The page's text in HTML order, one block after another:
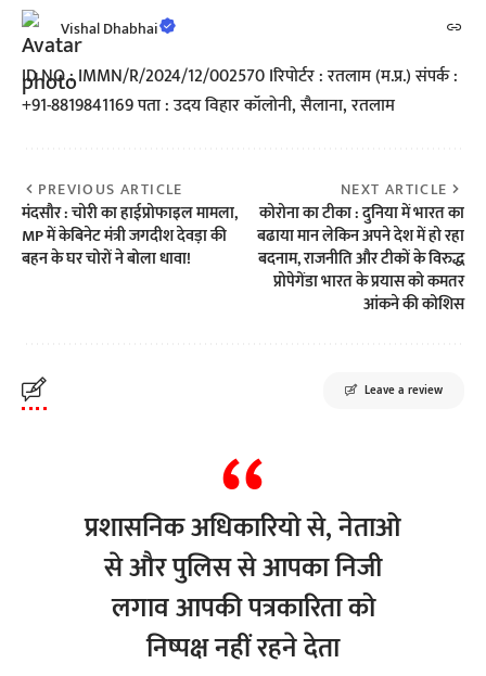
Vishal Dhabhai
ID NO : IMMN/R/2024/12/002570 Iरिपोर्टर : रतलाम (म.प्र.) संपर्क :
+91-8819841169 पता : उदय विहार कॉलोनी, सैलाना, रतलाम
PREVIOUS ARTICLE
मंदसौर : चोरी का हाईप्रोफाइल मामला,
MP में केबिनेट मंत्री जगदीश देवड़ा की
बहन के घर चोरों ने बोला धावा!
NEXT ARTICLE
कोरोना का टीका : दुनिया में भारत का
बढाया मान लेकिन अपने देश में हो रहा
बदनाम, राजनीति और टीकों के विरुद्ध
प्रोपेगेंडा भारत के प्रयास को कमतर
आंकने की कोशिस
Leave a review
प्रशासनिक अधिकारियो से, नेताओ
से और पुलिस से आपका निजी
लगाव आपकी पत्रकारिता को
निष्पक्ष नहीं रहने देता